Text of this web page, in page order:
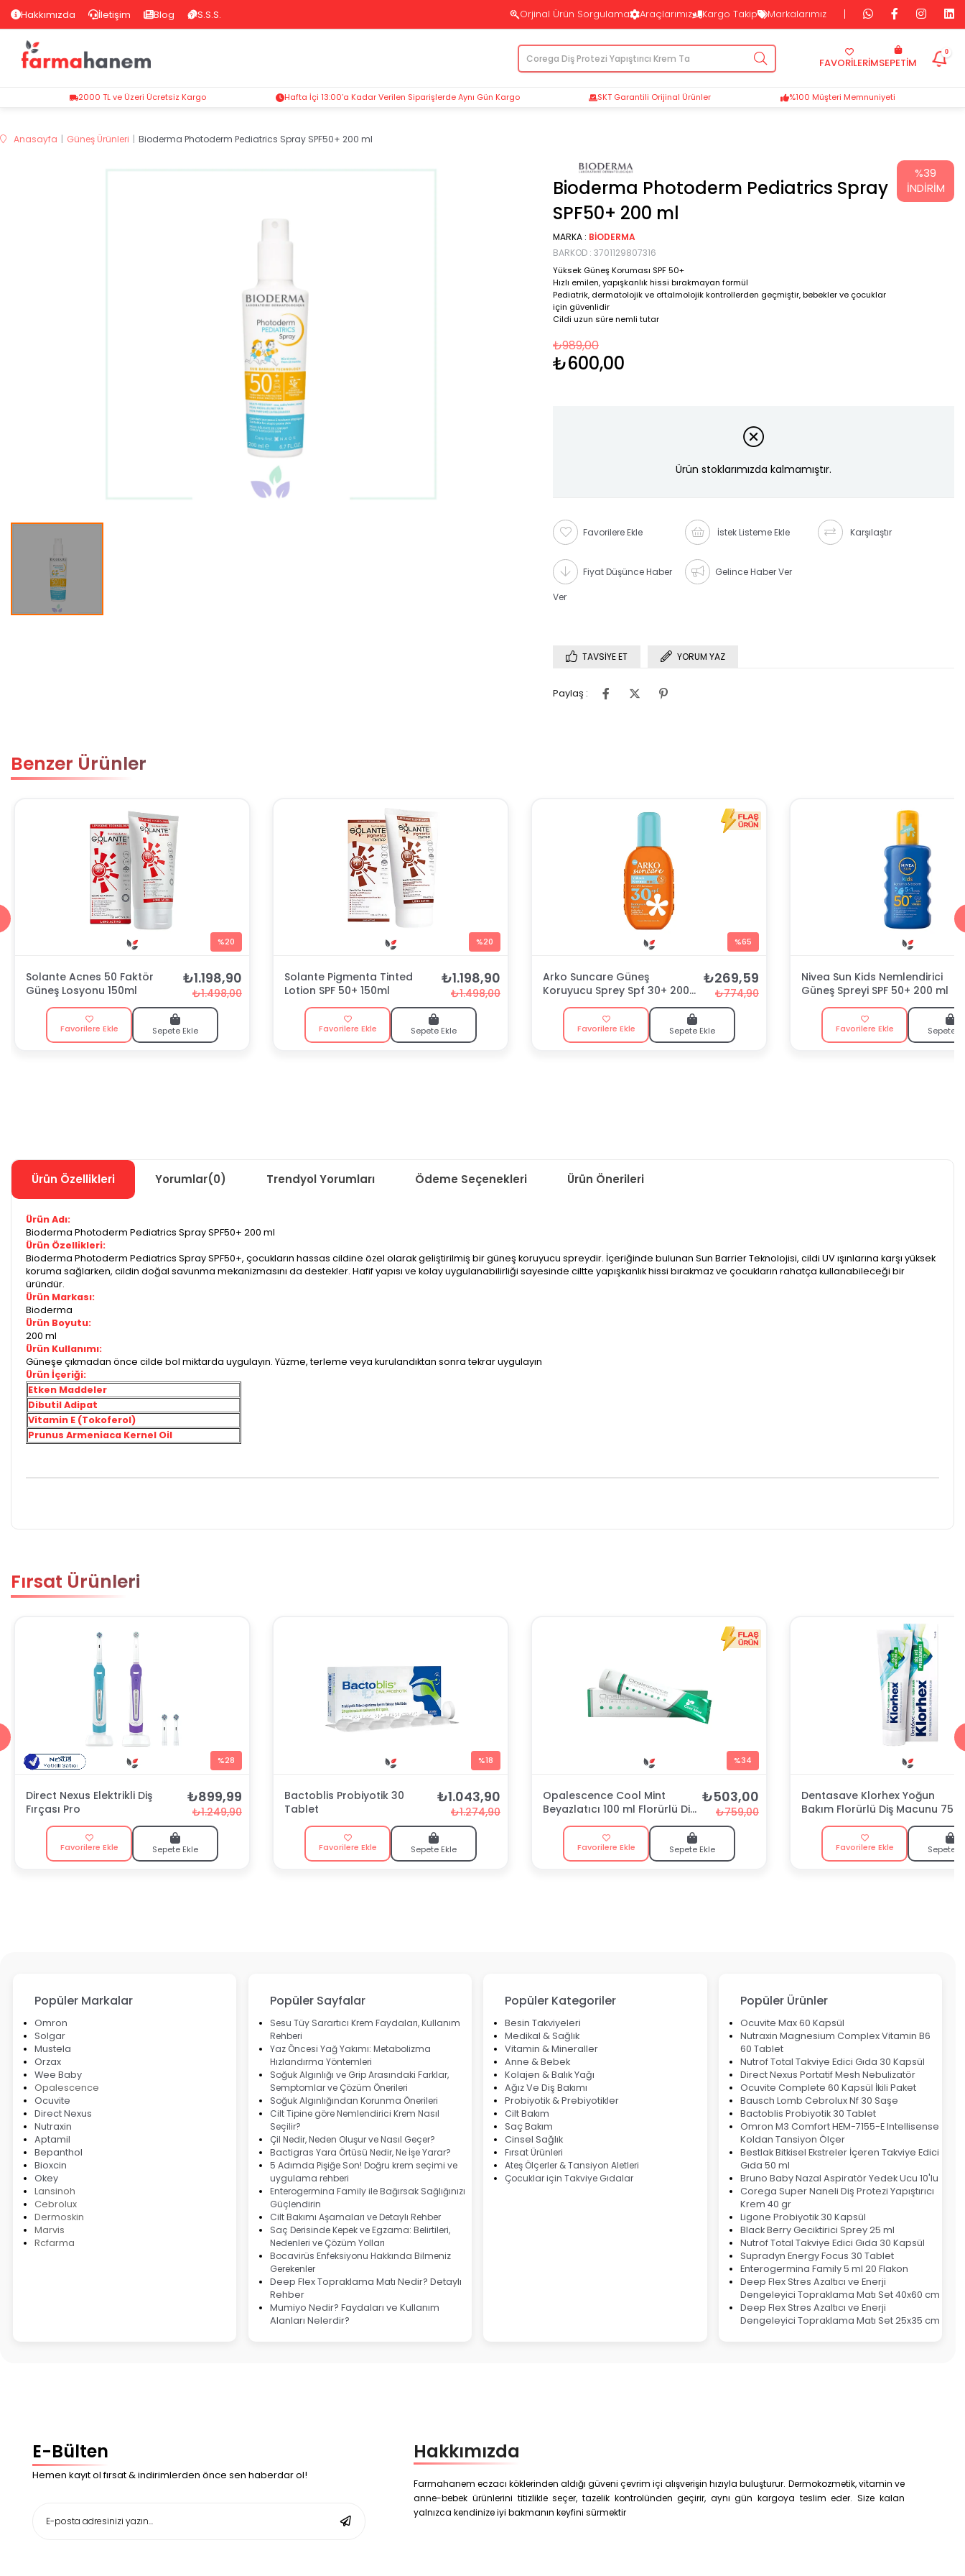
Hakkımızda İletişim Blog S.S.S. Orjinal Ürün Sorgulama Araçlarımız Kargo Takip Markalarımız
SEPETIM
FAVORİLERİM
0
2000 TL ve Üzeri Ücretsiz Kargo Hafta İçi 13:00’a Kadar Verilen Siparişlerde Aynı Gün Kargo SKT Garantili Orijinal Ürünler %100 Müşteri Memnuniyeti
Anasayfa Güneş Ürünleri Bioderma Photoderm Pediatrics Spray SPF50+ 200 ml
Bioderma Photoderm Pediatrics Spray
SPF50+ 200 ml
MARKA : BIODERMA
BARKOD : 3701129807316
Yüksek Güneş Koruması SPF 50+
Hızlı emilen, yapışkanlık hissi bırakmayan formül
Pediatrik, dermatolojik ve oftalmolojik kontrollerden geçmiştir, bebekler ve çocuklar
için güvenlidir
Cildi uzun süre nemli tutar
₺989,00
₺600,00
%39
İNDIRIM
Ürün stoklarımızda kalmamıştır.
Favorilere Ekle İstek Listeme Ekle Karşılaştır
Fiyat Düşünce Haber
Ver
Gelince Haber Ver
TAVSIYE ET YORUM YAZ
Paylaş :
Benzer Ürünler
%20
Solante Acnes 50 Faktör
Güneş Losyonu 150ml
₺1.198,90
₺1.498,00
Favorilere Ekle Sepete Ekle
%20
Solante Pigmenta Tinted
Lotion SPF 50+ 150ml
₺1.198,90
₺1.498,00
Favorilere Ekle Sepete Ekle
%65
Arko Suncare Güneş
Koruyucu Sprey Spf 30+ 200
₺269,59
₺774,90
Favorilere Ekle Sepete Ekle
Nivea Sun Kids Nemlendirici
Güneş Spreyi SPF 50+ 200 ml
Favorilere Ekle Sepete
Ürün Özellikleri Yorumlar(0) Trendyol Yorumları Ödeme Seçenekleri Ürün Önerileri
Ürün Adı:
Bioderma Photoderm Pediatrics Spray SPF50+ 200 ml
Ürün Özellikleri:
Bioderma Photoderm Pediatrics Spray SPF50+, çocukların hassas cildine özel olarak geliştirilmiş bir güneş koruyucu spreydir. İçeriğinde bulunan Sun Barrier Teknolojisi, cildi UV ışınlarına karşı yüksek
koruma sağlarken, cildin doğal savunma mekanizmasını da destekler. Hafif yapısı ve kolay uygulanabilirliği sayesinde ciltte yapışkanlık hissi bırakmaz ve çocukların rahatça kullanabileceği bir
üründür.
Ürün Markası:
Bioderma
Ürün Boyutu:
200 ml
Ürün Kullanımı:
Güneşe çıkmadan önce cilde bol miktarda uygulayın. Yüzme, terleme veya kurulandıktan sonra tekrar uygulayın
Ürün İçeriği:
Etken Maddeler
Dibutil Adipat
Vitamin E (Tokoferol)
Prunus Armeniaca Kernel Oil
Fırsat Ürünleri
%28
Direct Nexus Elektrikli Diş
Fırçası Pro
₺899,99
₺1.249,90
Favorilere Ekle Sepete Ekle
%18
Bactoblis Probiyotik 30
Tablet
₺1.043,90
₺1.274,90
Favorilere Ekle Sepete Ekle
%34
Opalescence Cool Mint
Beyazlatıcı 100 ml Florürlü Diş
Macunu
₺503,00
₺759,00
Favorilere Ekle Sepete Ekle
Dentasave Klorhex Yoğun
Bakım Florürlü Diş Macunu 75
Favorilere Ekle Sepete
Popüler Markalar
Omron
Solgar
Mustela
Orzax
Wee Baby
Opalescence
Ocuvite
Direct Nexus
Nutraxin
Aptamil
Bepanthol
Bioxcin
Okey
Lansinoh
Cebrolux
Dermoskin
Marvis
Rcfarma
Popüler Sayfalar
Sesu Tüy Sarartıcı Krem Faydaları, Kullanım
Rehberi
Yaz Öncesi Yağ Yakımı: Metabolizma
Hızlandırma Yöntemleri
Soğuk Algınlığı ve Grip Arasındaki Farklar,
Semptomlar ve Çözüm Önerileri
Soğuk Algınlığından Korunma Önerileri
Cilt Tipine göre Nemlendirici Krem Nasıl
Seçilir?
Çil Nedir, Neden Oluşur ve Nasıl Geçer?
Bactigras Yara Örtüsü Nedir, Ne İşe Yarar?
5 Adımda Pişiğe Son! Doğru krem seçimi ve
uygulama rehberi
Enterogermina Family ile Bağırsak Sağlığınızı
Güçlendirin
Cilt Bakımı Aşamaları ve Detaylı Rehber
Saç Derisinde Kepek ve Egzama: Belirtileri,
Nedenleri ve Çözüm Yolları
Bocavirüs Enfeksiyonu Hakkında Bilmeniz
Gerekenler
Deep Flex Topraklama Matı Nedir? Detaylı
Rehber
Mumiyo Nedir? Faydaları ve Kullanım
Alanları Nelerdir?
Popüler Kategoriler
Besin Takviyeleri
Medikal & Sağlık
Vitamin & Mineraller
Anne & Bebek
Kolajen & Balık Yağı
Ağız Ve Diş Bakımı
Probiyotik & Prebiyotikler
Cilt Bakım
Saç Bakım
Cinsel Sağlık
Fırsat Ürünleri
Ateş Ölçerler & Tansiyon Aletleri
Çocuklar için Takviye Gıdalar
Popüler Ürünler
Ocuvite Max 60 Kapsül
Nutraxin Magnesium Complex Vitamin B6
60 Tablet
Nutrof Total Takviye Edici Gıda 30 Kapsül
Direct Nexus Portatif Mesh Nebulizatör
Ocuvite Complete 60 Kapsül İkili Paket
Bausch Lomb Cebrolux Nf 30 Saşe
Bactoblis Probiyotik 30 Tablet
Omron M3 Comfort HEM-7155-E Intellisense
Koldan Tansiyon Ölçer
Bestlak Bitkisel Ekstreler İçeren Takviye Edici
Gıda 50 ml
Bruno Baby Nazal Aspiratör Yedek Ucu 10'lu
Corega Super Naneli Diş Protezi Yapıştırıcı
Krem 40 gr
Ligone Probiyotik 30 Kapsül
Black Berry Geciktirici Sprey 25 ml
Nutrof Total Takviye Edici Gıda 30 Kapsül
Supradyn Energy Focus 30 Tablet
Enterogermina Family 5 ml 20 Flakon
Deep Flex Stres Azaltıcı ve Enerji
Dengeleyici Topraklama Matı Set 40x60 cm
Deep Flex Stres Azaltıcı ve Enerji
Dengeleyici Topraklama Matı Set 25x35 cm
E-Bülten
Hemen kayıt ol fırsat & indirimlerden önce sen haberdar ol!
Hakkımızda
Farmahanem eczacı köklerinden aldığı güveni çevrim içi alışverişin hızıyla buluşturur. Dermokozmetik, vitamin ve
anne-bebek ürünlerini titizlikle seçer, tazelik kontrolünden geçirir, aynı gün kargoya teslim eder. Size kalan
yalnızca kendinize iyi bakmanın keyfini sürmektir